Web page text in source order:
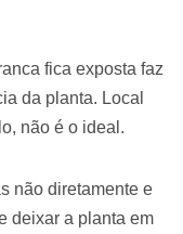
fica exposta faz
da planta. Local
não é o ideal.
não diretamente e
deixar a planta em